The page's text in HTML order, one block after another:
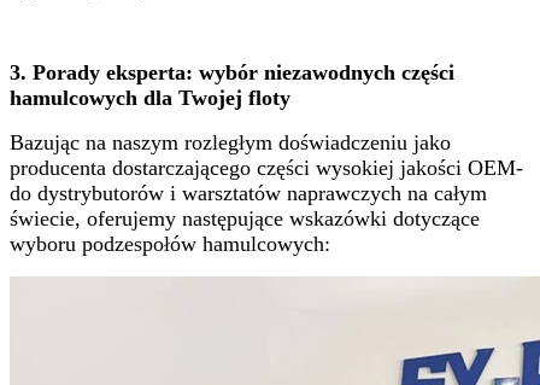
3. Porady eksperta: wybór niezawodnych części
hamulcowych dla Twojej floty
Bazując na naszym rozległym doświadczeniu jako
producenta dostarczającego części wysokiej jakości OEM-
do dystrybutorów i warsztatów naprawczych na całym
świecie, oferujemy następujące wskazówki dotyczące
wyboru podzespołów hamulcowych: